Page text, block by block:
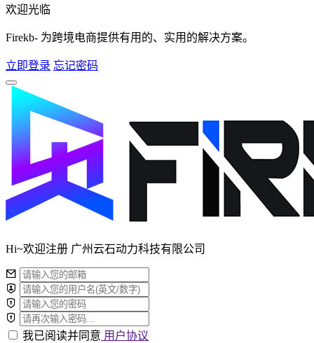
欢迎光临
Firekb- 为跨境电商提供有用的、实用的解决方案。
立即登录 忘记密码
Hi~欢迎注册 广州云石动力科技有限公司
我已阅读并同意 用户协议